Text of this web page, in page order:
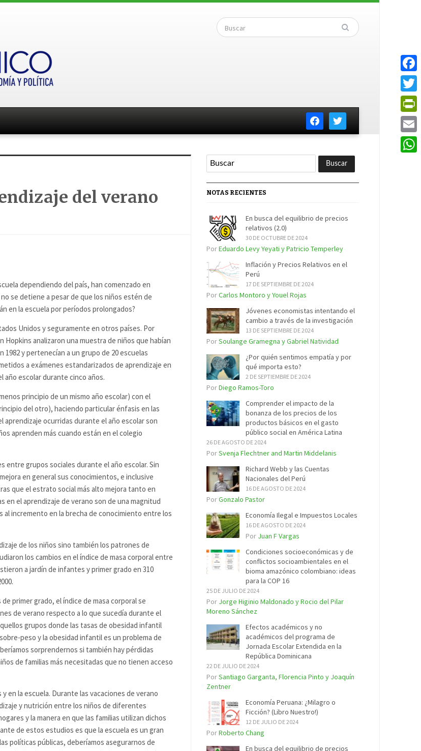
facebooktwitter
del verano
dependiendo del país, han comenzado en
se detiene a pesar de que los niños estén de
en la escuela por períodos prolongados?
Unidos y seguramente en otros países. Por
Hopkins analizaron una muestra de niños que habían
1982 y pertenecían a un grupo de 20 escuelas
a exámenes estandarizados de aprendizaje en
año escolar durante cinco años.
principio de un mismo año escolar) con el
del otro), haciendo particular énfasis en las
ocurridas durante el año escolar son
aprenden más cuando están en el colegio
entre grupos sociales durante el año escolar. Sin
en general sus conocimientos, e inclusive
que el estrato social más alto mejora tanto en
en el aprendizaje de verano son de una magnitud
incremento en la brecha de conocimiento entre los
de los niños sino también los patrones de
los cambios en el índice de masa corporal entre
a jardín de infantes y primer grado en 310
primer grado, el índice de masa corporal se
de verano respecto a lo que sucedía durante el
grupos donde las tasas de obesidad infantil
peso y la obesidad infantil es un problema de
sorprendernos si también hay pérdidas
de familias más necesitadas que no tienen acceso
en la escuela. Durante las vacaciones de verano
y nutrición entre los niños de diferentes
y la manera en que las familias utilizan dichos
de estos estudios es que la escuela es un gran
políticas públicas, deberíamos asegurarnos de
NOTAS RECIENTES
En busca del equilibrio de precios
relativos (2.0)
30 DE OCTUBRE DE 2024
PorEduardo Levy Yeyati y Patricio Temperley
Inflación y Precios Relativos en el
Perú
17 DE SEPTIEMBRE DE 2024
PorCarlos Montoro y Youel Rojas
Jóvenes economistas intentando el
cambio a través de la investigación
13 DE SEPTIEMBRE DE 2024
PorSoulange Gramegna y Gabriel Natividad
¿Por quién sentimos empatía y por
qué importa esto?
2 DE SEPTIEMBRE DE 2024
PorDiego Ramos-Toro
Comprender el impacto de la
bonanza de los precios de los
productos básicos en el gasto
público social en América Latina
26 DE AGOSTO DE 2024
PorSvenja Flechtner and Martin Middelanis
Richard Webb y las Cuentas
Nacionales del Perú
16 DE AGOSTO DE 2024
PorGonzalo Pastor
Economía Ilegal e Impuestos Locales
16 DE AGOSTO DE 2024
Por Juan F Vargas
Condiciones socioeconómicas y de
conflictos socioambientales en el
bioma amazónico colombiano: ideas
para la COP 16
25 DE JULIO DE 2024
Por Jorge Higinio Maldonado y Rocio del Pilar
Moreno Sánchez
Efectos académicos y no
académicos del programa de
Jornada Escolar Extendida en la
República Dominicana
22 DE JULIO DE 2024
PorSantiago Garganta, Florencia Pinto y Joaquín
Zentner
Economía Peruana: ¿Milagro o
Ficción? (Libro Nuestro!)
12 DE JULIO DE 2024
PorRoberto Chang
En busca del equilibrio de precios
Email